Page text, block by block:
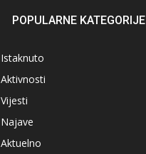
POPULARNE KATEGORIJE
Istaknuto
Aktivnosti
Vijesti
Najave
Aktuelno